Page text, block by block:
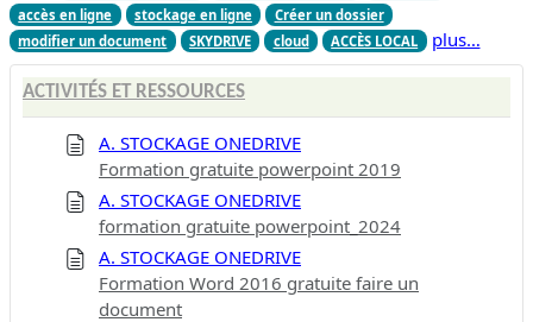
accès en ligne
stockage en ligne
Créer un dossier
modifier un document
SKYDRIVE cloud ACCÈS LOCAL plus…
ACTIVITÉS ET RESSOURCES
A. STOCKAGE ONEDRIVE
Formation gratuite powerpoint 2019
A. STOCKAGE ONEDRIVE
formation gratuite powerpoint_2024
A. STOCKAGE ONEDRIVE
Formation Word 2016 gratuite faire un
document